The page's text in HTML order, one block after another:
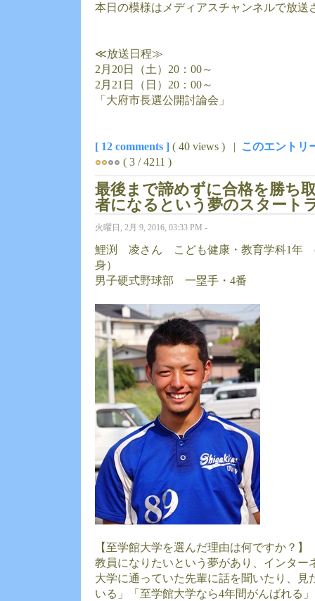
本日の模様はメディアスチャンネルで放送
≪放送日程≫
2月20日（土）20：00～
2月21日（日）20：00～
「大府市長選公開討論会」
[ 12 comments ] ( 40 views ) | このエントリ
( 3 / 4211 )
最後まで諦めずに合格を勝ち
者になるという夢のスタート
火曜日, 2月 9, 2016, 03:33 PM -
鯉渕 凌さん こども健康・教育学科1年 (
身）
男子硬式野球部 一塁手・4番
【至学館大学を選んだ理由は何ですか？】
教員になりたいという夢があり、インター
大学に通っていた先輩に話を聞いたり、見
いる」「至学館大学なら4年間がんばれる